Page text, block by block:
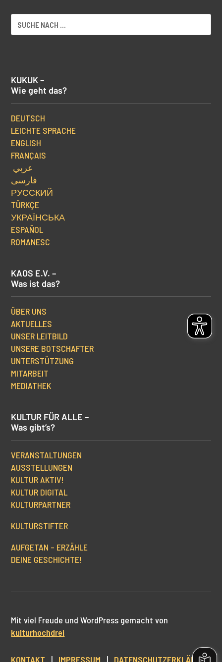
KUKUK –
Wie geht das?
DEUTSCH
LEICHTE SPRACHE
ENGLISH
FRANÇAIS
عربي
فارسی
РУССКИЙ
TÜRKÇE
УКРАЇНСЬКА
ESPAÑOL
ROMANESC
KAOS E.V. –
Was ist das?
ÜBER UNS
AKTUELLES
UNSER LEITBILD
UNSERE BOTSCHAFTER
UNTERSTÜTZUNG
MITARBEIT
MEDIATHEK
KULTUR FÜR ALLE –
Was gibt’s?
VERANSTALTUNGEN
AUSSTELLUNGEN
KULTUR AKTIV!
KULTUR DIGITAL
KULTURPARTNER
KULTURSTIFTER
AUFGETAN – ERZÄHLE
DEINE GESCHICHTE!
Mit viel Freude und WordPress gemacht von
kulturhochdrei
KONTAKT | IMPRESSUM | DATENSCHUTZERKLÄRUNG